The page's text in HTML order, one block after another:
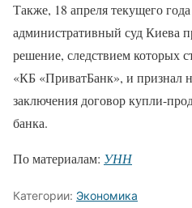
Также, 18 апреля текущего
административный суд Киева
решение, следствием которых
«КБ «ПриватБанк», и признал
заключения договор купли-
банка.
По материалам: УНН
Категории: Экономика